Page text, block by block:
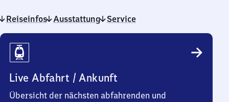
Reiseinfos Ausstattung Service
Reiseinfos
Live Abfahrt / Ankunft
Übersicht der nächsten abfahrenden und